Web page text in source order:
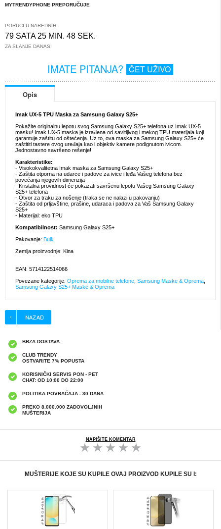
MYTRENDYPHONE PREPORUČUJE
PORUČI U NAREDNIH
79 SATA 25 MIN. 48 SEK.
ZA SLANJE DANAS!
IMATE PITANJA? ČET UŽIVO
Opis
Imak UX-5 TPU Maska za Samsung Galaxy S25+
Pokažite originalnu lepotu svog Samsung Galaxy S25+ telefona uz Imak UX-5
masku! Imak UX-5 maska je izrađena od savitljivog i mekog TPU materijala koji
garantuje zaštitu od oštećenja. Uz to, ova maska za Samsung Galaxy S25+ će
zaštititi tastere ovog uređaja kao i objektiv kamere podignutom ivicom.
Jednostavno savršeno rešenje!
Karakteristike:
- Visokokvalitetna Imak maska za Samsung Galaxy S25+
- Zaštita otporna na udarce i padove za ivice i leđa Vašeg telefona bez
povećanja njegovih dimenzija
- Kristalna providnost će pokazati savršenu lepotu Vašeg Samsung Galaxy
S25+ telefona
- Otvor za traku za nošenje (traka se ne nalazi u pakovanju)
- Zaštita od prljavštine, prašine, udaraca i padova za Vaš Samsung Galaxy
S25+
- Materijal: eko TPU
Kompatibilnost: Samsung Galaxy S25+
Pakovanje: Bulk
Zemlja proizvodnje: Kina
EAN: 5714122514066
Povezane kategorije: Oprema za mobilne telefone Samsung Maske & Oprema
Samsung Galaxy S25+ Maske & Oprema
BRZA DOSTAVA
CLUB TRENDY
OSTVARITE 7% POPUSTA
KORISNIČKI SERVIS PON - PET
CHAT: OD 10:00 DO 22:00
POLITIKA POVRAĆAJA - 30 DANA
PREKO 8.000.000 ZADOVOLJNIH
MUŠTERIJA
NAPIŠITE KOMENTAR
MUŠTERIJE KOJE SU KUPILE OVAJ PROIZVOD KUPILE SU I: